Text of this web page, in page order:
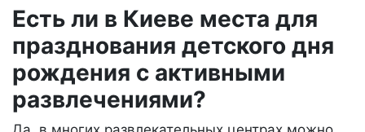
Есть ли в Киеве места для
празднования детского дня
рождения с активными
развлечениями?